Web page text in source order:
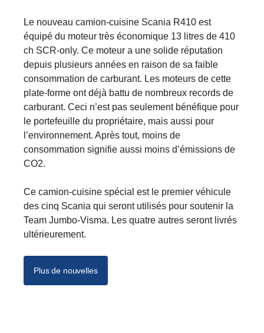
Le nouveau camion-cuisine Scania R410 est
équipé du moteur très économique 13 litres de 410
ch SCR-only. Ce moteur a une solide réputation
depuis plusieurs années en raison de sa faible
consommation de carburant. Les moteurs de cette
plate-forme ont déjà battu de nombreux records de
carburant. Ceci n’est pas seulement bénéfique pour
le portefeuille du propriétaire, mais aussi pour
l’environnement. Après tout, moins de
consommation signifie aussi moins d’émissions de
CO2.
Ce camion-cuisine spécial est le premier véhicule
des cinq Scania qui seront utilisés pour soutenir la
Team Jumbo-Visma. Les quatre autres seront livrés
ultérieurement.
Plus de nouvelles